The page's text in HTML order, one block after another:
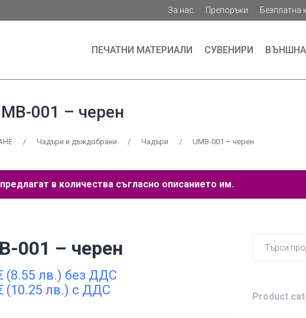
За нас Препоръки Безплатна
ПЕЧАТНИ МАТЕРИАЛИ СУВЕНИРИ
001 – черен
/ Чадъри и дъждобрани / Чадъри / UMB-001 – черен
в количества съгласно описанието им.
001 – черен
(8.55 лв.) без ДДС
(10.25 лв.) с ДДС Product